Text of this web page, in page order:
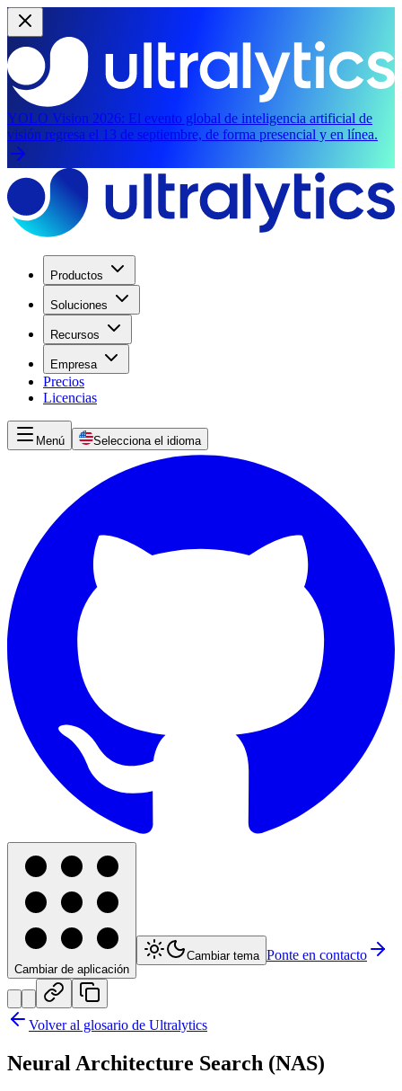
YOLO Vision 2026: El evento global de inteligencia artificial de
visión regresa el 13 de septiembre, de forma presencial y en línea.
Productos
Soluciones
Recursos
Empresa
Precios
Licencias
Menú Selecciona el idioma
Cambiar de aplicación
Cambiar tema Ponte en contacto
Volver al glosario de Ultralytics
Neural Architecture Search (NAS)